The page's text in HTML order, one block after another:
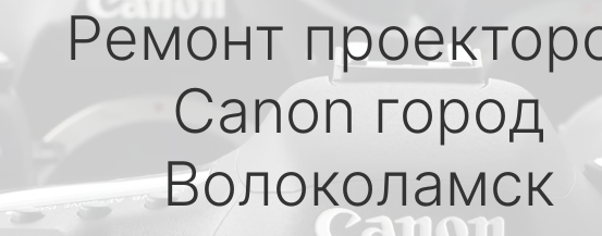
Ремонт
Canon город
Волоколамск